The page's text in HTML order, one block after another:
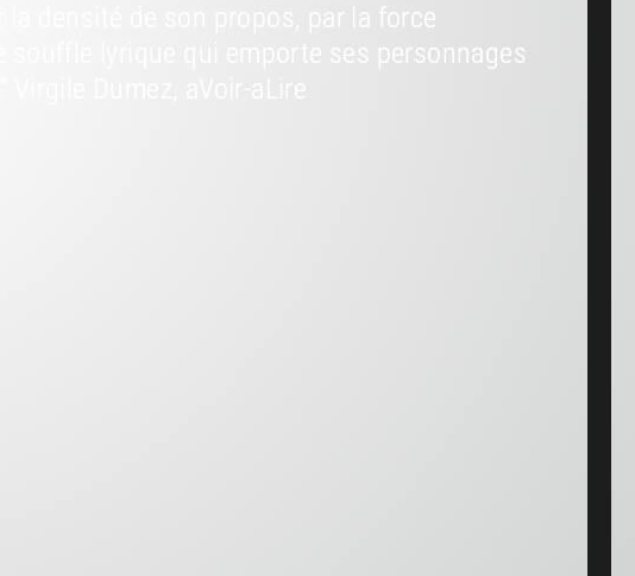
la densité de son propos, par la force
souffle lyrique qui emporte ses personnages